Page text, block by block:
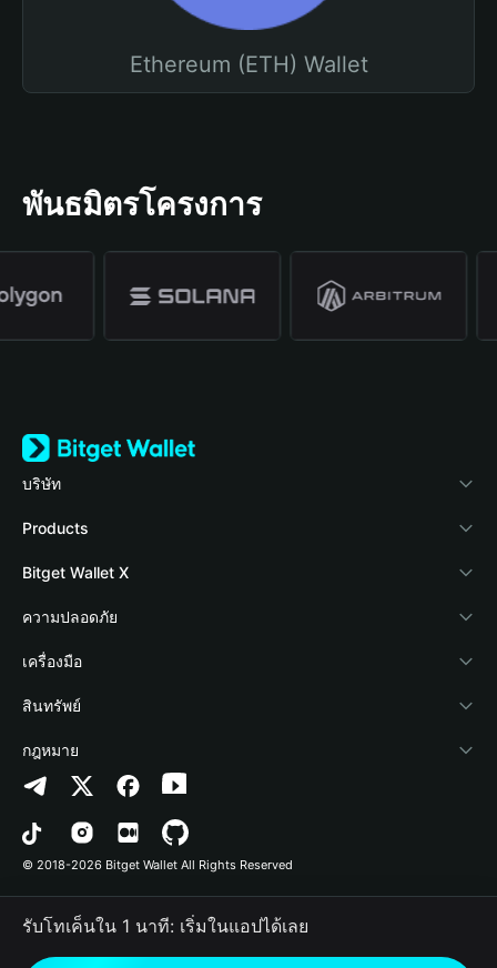
Ethereum (ETH) Wallet
พันธมิตรโครงการ
บริษัท
เกี่ยวกับ Bitget Wallet
Blog
Academy
ข่าวสารด้านคริปโต
ศูนย์ช่วยเหลือ
ติดต่อเรา
ทรัพยากรข้อมูลของแบรนด์
อาชีพ
Products
Crypto Card
Stablecoin Earn
Payfi Crypto
Crypto Swap API
Altcoin Season Index
Prediction Markets
DApp
RWA
Bitget Wallet X
นักพัฒนา
เชื่อมต่อ Wallet
Bitget Wallet Pay
ลิสต์โปรเจกต์
ความปลอดภัย
Protection Fund
เทคโนโลยีความปลอดภัย
เครื่องมือ
ซื้อคริปโต
การตรวจจับการอนุญาต
การตรวจจับสัญญา
การโอนเป็นชุด
สินทรัพย์
Arbitrum
Avalanche
Bitcoin
Polygon
กฎหมาย
นโยบายความเป็นส่วนตัว
ข้อตกลงในการใช้บริการ
© 2018-2026 Bitget Wallet All Rights Reserved
รับโทเค็นใน 1 นาที: เริ่มในแอปได้เลย